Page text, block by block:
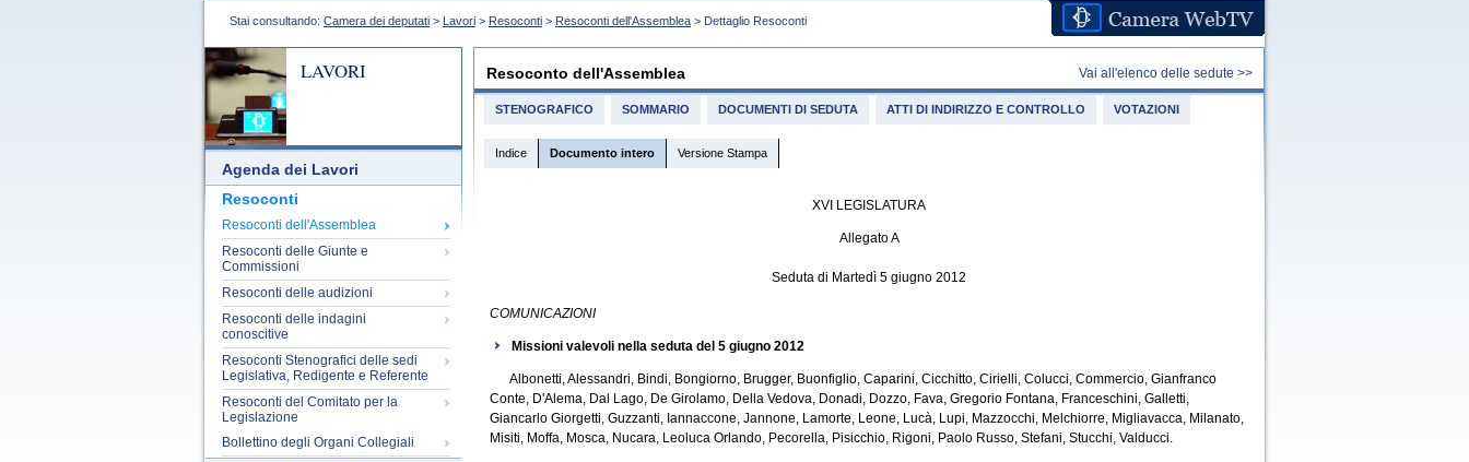
Stai consultando: Camera dei deputati > Lavori > Resoconti > Resoconti dell'Assemblea > Dettaglio Resoconti
LAVORI
Agenda dei Lavori
Resoconti
Resoconti dell'Assemblea
Resoconti delle Giunte e
Commissioni
Resoconti delle audizioni
Resoconti delle indagini
conoscitive
Resoconti Stenografici delle sedi
Legislativa, Redigente e Referente
Resoconti del Comitato per la
Legislazione
Bollettino degli Organi Collegiali
Resoconto dell'Assemblea Vai all'elenco delle sedute >>
STENOGRAFICO SOMMARIO DOCUMENTI DI SEDUTA ATTI DI INDIRIZZO E CONTROLLO VOTAZIONI
Indice Documento intero Versione Stampa
XVI LEGISLATURA
Allegato A
Seduta di Martedì 5 giugno 2012
COMUNICAZIONI
Missioni valevoli nella seduta del 5 giugno 2012
Albonetti, Alessandri, Bindi, Bongiorno, Brugger, Buonfiglio, Caparini, Cicchitto, Cirielli, Colucci, Commercio, Gianfranco
Conte, D'Alema, Dal Lago, De Girolamo, Della Vedova, Donadi, Dozzo, Fava, Gregorio Fontana, Franceschini, Galletti,
Giancarlo Giorgetti, Guzzanti, Iannaccone, Jannone, Lamorte, Leone, Lucà, Lupi, Mazzocchi, Melchiorre, Migliavacca, Milanato,
Misiti, Moffa, Mosca, Nucara, Leoluca Orlando, Pecorella, Pisicchio, Rigoni, Paolo Russo, Stefani, Stucchi, Valducci.